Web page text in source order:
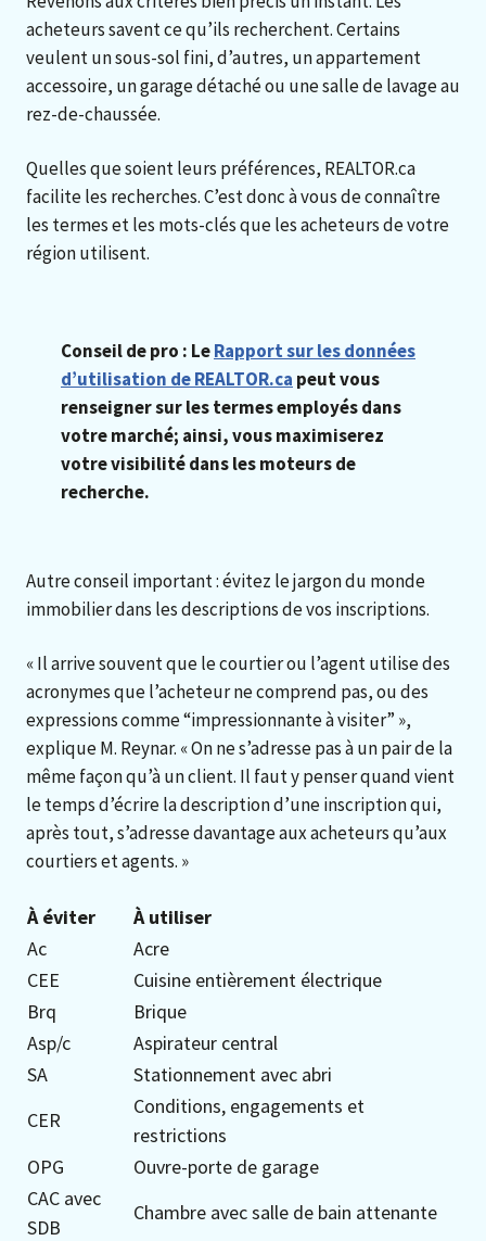
acheteurs savent ce qu’ils recherchent. Certains
veulent un sous-sol fini, d’autres, un appartement
accessoire, un garage détaché ou une salle de lavage au
rez-de-chaussée.
Quelles que soient leurs préférences, REALTOR.ca
facilite les recherches. C’est donc à vous de connaître
les termes et les mots-clés que les acheteurs de votre
région utilisent.
Conseil de pro : LeRapport sur les données
d’utilisation de REALTOR.ca peut vous
renseigner sur les termes employés dans
votre marché; ainsi, vous maximiserez
votre visibilité dans les moteurs de
recherche.
Autre conseil important : évitez le jargon du monde
immobilier dans les descriptions de vos inscriptions.
« Il arrive souvent que le courtier ou l’agent utilise des
acronymes que l’acheteur ne comprend pas, ou des
expressions comme “impressionnante à visiter” »,
explique M. Reynar. « On ne s’adresse pas à un pair de la
même façon qu’à un client. Il faut y penser quand vient
le temps d’écrire la description d’une inscription qui,
après tout, s’adresse davantage aux acheteurs qu’aux
courtiers et agents. »
À éviter
À utiliser
Ac
Acre
CEE
Cuisine entièrement électrique
Brq
Brique
Asp/c
Aspirateur central
SA
Stationnement avec abri
CER
Conditions, engagements et
restrictions
OPG
Ouvre-porte de garage
CAC avec
SDB
Chambre avec salle de bain attenante